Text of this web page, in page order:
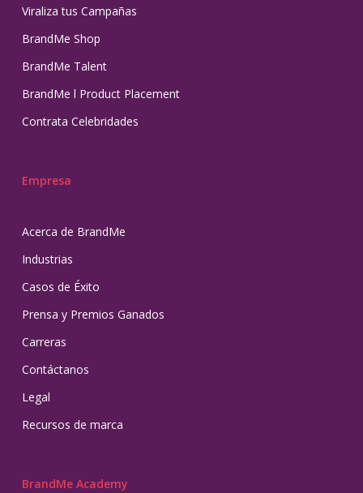
Viraliza tus Campañas
BrandMe Shop
BrandMe Talent
BrandMe l Product Placement
Contrata Celebridades
Empresa
Acerca de BrandMe
Industrias
Casos de Éxito
Prensa y Premios Ganados
Carreras
Contáctanos
Legal
Recursos de marca
BrandMe Academy